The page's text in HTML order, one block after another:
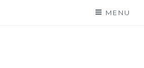
MENU